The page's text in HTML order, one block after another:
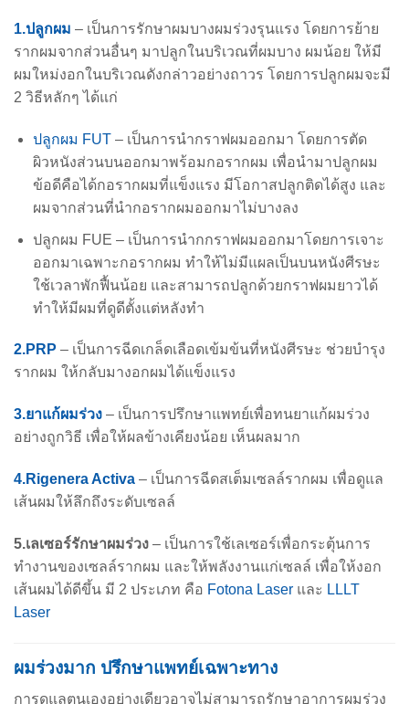
1.ปลูกผม – เป็นการรักษาผมบางผมร่วงรุนแรง โดยการย้าย
รากผมจากส่วนอื่นๆ มาปลูกในบริเวณที่ผมบาง ผมน้อย ให้มี
ผมใหม่งอกในบริเวณดังกล่าวอย่างถาวร โดยการปลูกผมจะมี
2 วิธีหลักๆ ได้แก่
ปลูกผม FUT– เป็นการนำกราฟผมออกมา โดยการตัด
ผิวหนังส่วนบนออกมาพร้อมกอรากผม เพื่อนำมาปลูกผม
ข้อดีคือได้กอรากผมที่แข็งแรง มีโอกาสปลูกติดได้สูง และ
ผมจากส่วนที่นำกอรากผมออกมาไม่บางลง
ปลูกผม FUE – เป็นการนำกกราฟผมออกมาโดยการเจาะ
ออกมาเฉพาะกอรากผม ทำให้ไม่มีแผลเป็นบนหนังศีรษะ
ใช้เวลาพักฟื้นน้อย และสามารถปลูกด้วยกราฟผมยาวได้
ทำให้มีผมที่ดูดีตั้งแต่หลังทำ
2.PRP – เป็นการฉีดเกล็ดเลือดเข้มข้นที่หนังศีรษะ ช่วยบำรุง
รากผม ให้กลับมางอกผมได้แข็งแรง
3.ยาแก้ผมร่วง – เป็นการปรึกษาแพทย์เพื่อทนยาแก้ผมร่วง
อย่างถูกวิธี เพื่อให้ผลข้างเคียงน้อย เห็นผลมาก
4.Rigenera Activa – เป็นการฉีดสเต็มเซลล์รากผม เพื่อดูแล
เส้นผมให้ลึกถึงระดับเซลล์
5.เลเซอร์รักษาผมร่วง – เป็นการใช้เลเซอร์เพื่อกระตุ้นการ
ทำงานของเซลล์รากผม และให้พลังงานแก่เซลล์ เพื่อให้งอก
เส้นผมได้ดีขึ้น มี 2 ประเภท คือ Fotona Laser และ LLLT
Laser
ผมร่วงมาก ปรึกษาแพทย์เฉพาะทาง
การดูแลตนเองอย่างเดียวอาจไม่สามารถรักษาอาการผมร่วง